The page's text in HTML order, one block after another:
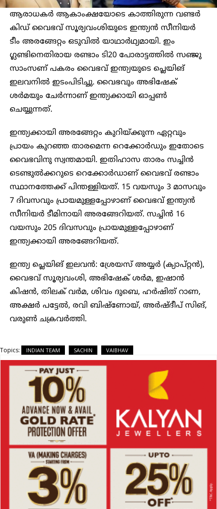
ആരാധകര്‍ ആകാംക്ഷയോടെ കാത്തിരുന്ന വണ്ടര്‍
കിഡ് വൈഭവ് സൂര്യവംശിയുടെ ഇന്ത്യന്‍ സീനിയര്‍
ടീം അരങ്ങേറ്റം ഒടുവില്‍ യാഥാർഥ്യമായി. ഇം​
ഗ്ലണ്ടിനെതിരായ രണ്ടാം ടി20 പോരാട്ടത്തിൽ സഞ്ജു
സാംസണ് പകരം വൈഭവ് ഇന്ത്യയുടെ പ്ലെയിങ്
ഇലവനില്‍ ഇടംപിടിച്ചു. വൈഭവും അഭിഷേക്
ശര്‍മയും ചേര്‍ന്നാണ് ഇന്ത്യക്കായി ഓപ്പണ്‍
ചെയ്യുന്നത്.
ഇന്ത്യക്കായി അരങ്ങേറ്റം കുറിയ്ക്കുന്ന ഏറ്റവും
പ്രായം കുറഞ്ഞ താരമെന്ന റെക്കോര്‍ഡും ഇതോടെ
വൈഭവിനു സ്വന്തമായി. ഇതിഹാസ താരം സച്ചിന്‍
ടെണ്ടുല്‍ക്കറുടെ റെക്കോര്‍ഡാണ് വൈഭവ് രണ്ടാം
സ്ഥാനത്തേക്ക് പിന്തള്ളിയത്. 15 വയസും 3 മാസവും
7 ​ദിവസവും പ്രായമുള്ളപ്പോഴാണ് വൈഭവ് ഇന്ത്യൻ
സീനിയർ ടീമിനായി അരങ്ങേറിയത്. സച്ചിൻ 16
വയസും 205 ദിവസവും പ്രായമുള്ളപ്പോഴാണ്
ഇന്ത്യക്കായി അരങ്ങേറിയത്.
ഇന്ത്യ പ്ലെയിങ് ഇലവന്‍: ശ്രേയസ് അയ്യര്‍ (ക്യാപ്റ്റന്‍),
വൈഭവ് സൂര്യവംശി, അഭിഷേക് ശര്‍മ, ഇഷാന്‍
കിഷന്‍, തിലക് വര്‍മ, ശിവം ദുബെ, ഹര്‍ഷിത് റാണ,
അക്ഷര്‍ പട്ടേല്‍, രവി ബിഷ്‌ണോയ്, അര്‍ഷ്ദീപ് സിങ്,
വരുണ്‍ ചക്രവര്‍ത്തി.
Topics: INDIAN TEAM SACHIN VAIBHAV